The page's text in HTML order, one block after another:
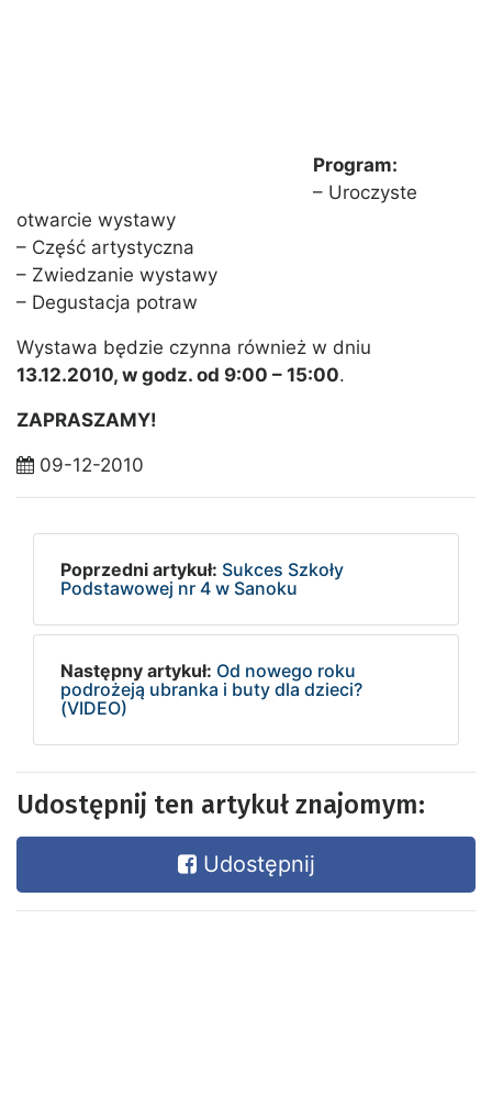
Program:
– Uroczyste
otwarcie wystawy
– Część artystyczna
– Zwiedzanie wystawy
– Degustacja potraw
Wystawa będzie czynna również w dniu
13.12.2010, w godz. od 9:00 – 15:00.
ZAPRASZAMY!
09-12-2010
Poprzedni artykuł: Sukces Szkoły
Podstawowej nr 4 w Sanoku
Następny artykuł: Od nowego roku
podrożeją ubranka i buty dla dzieci?
(VIDEO)
Udostępnij ten artykuł znajomym:
Udostępnij